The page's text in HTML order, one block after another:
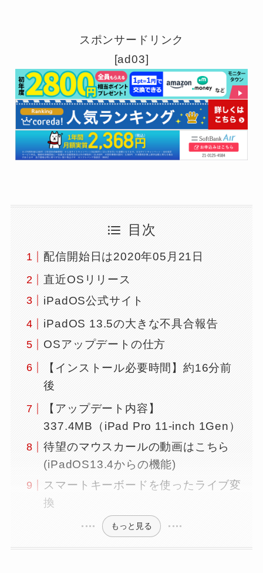
スポンサードリンク
[ad03]
目次
配信開始日は2020年05月21日
直近OSリリース
iPadOS公式サイト
iPadOS 13.5の大きな不具合報告
OSアップデートの仕方
【インストール必要時間】約16分前
後
【アップデート内容】
337.4MB（iPad Pro 11-inch 1Gen）
待望のマウスカールの動画はこちら
(iPadOS13.4からの機能)
スマートキーボードを使ったライブ変
換
もっと見る